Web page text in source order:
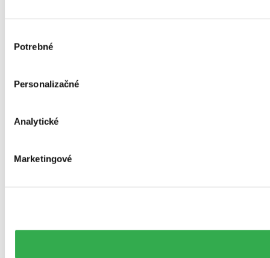
súhlasu
Potrebné
Personalizačné
Analytické
Marketingové